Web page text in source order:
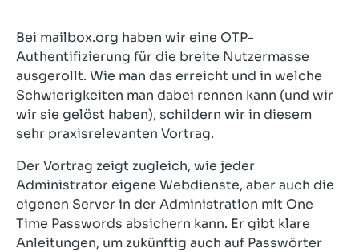
Bei mailbox.org haben wir eine OTP-
Authentifizierung für die breite Nutzermasse
ausgerollt. Wie man das erreicht und in welche
Schwierigkeiten man dabei rennen kann (und wir
wir sie gelöst haben), schildern wir in diesem
sehr praxisrelevanten Vortrag.
Der Vortrag zeigt zugleich, wie jeder
Administrator eigene Webdienste, aber auch die
eigenen Server in der Administration mit One
Time Passwords absichern kann. Er gibt klare
Anleitungen, um zukünftig auch auf Passwörter